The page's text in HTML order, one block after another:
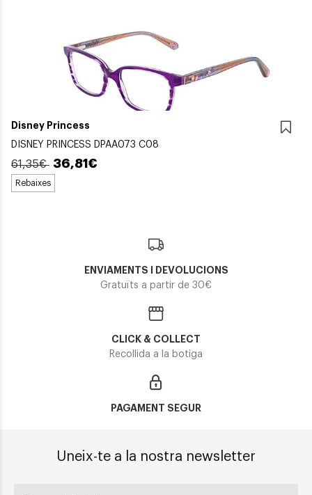
Disney Princess
DISNEY PRINCESS DPAA073 C08
61,35€ 36,81€
Rebaixes
ENVIAMENTS I DEVOLUCIONS
Gratuïts a partir de 30€
CLICK & COLLECT
Recollida a la botiga
PAGAMENT SEGUR
Uneix-te a la nostra newsletter